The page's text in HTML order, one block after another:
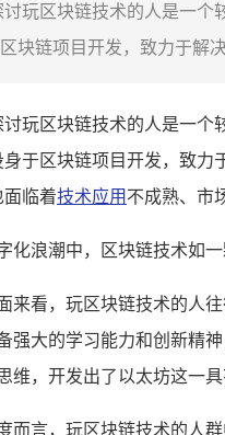
讨玩区块链技术的人是一个
块链项目开发，致力于解
讨玩区块链技术的人是一个
于区块链项目开发，致力
面临着技术应用 不成熟、市
化浪潮中，区块链技术如
来看，玩区块链技术的人
强大的学习能力和创新精
维，开发出了以太坊这一
而言，玩区块链技术的人